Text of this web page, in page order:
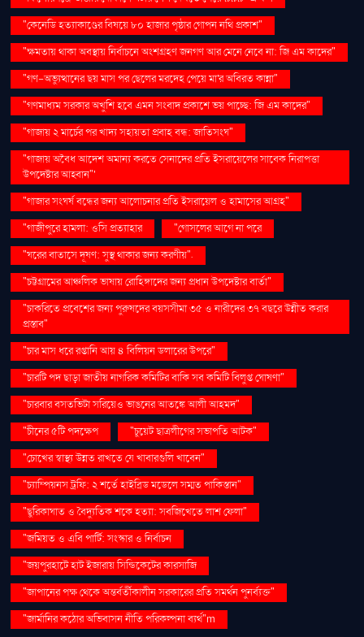
"কেনেডি হত্যাকাণ্ডের বিষয়ে ৮০ হাজার পৃষ্ঠার গোপন নথি প্রকাশ"
"ক্ষমতায় থাকা অবস্থায় নির্বাচনে অংশগ্রহণ জনগণ আর মেনে নেবে না: জি এম কাদের"
"গণ–অভ্যুত্থানের ছয় মাস পর ছেলের মরদেহ পেয়ে মা'র অবিরত কান্না"
"গণমাধ্যম সরকার অখুশি হবে এমন সংবাদ প্রকাশে ভয় পাচ্ছে: জি এম কাদের"
"গাজায় ২ মার্চের পর খাদ্য সহায়তা প্রবাহ বন্ধ: জাতিসংঘ"
"গাজায় অবৈধ আদেশ অমান্য করতে সেনাদের প্রতি ইসরায়েলের সাবেক নিরাপত্তা
উপদেষ্টার আহ্বান"'
"গাজার সংঘর্ষ বন্ধের জন্য আলোচনার প্রতি ইসরায়েল ও হামাসের আগ্রহ"
"গাজীপুরে হামলা: ওসি প্রত্যাহার
"গোসলের আগে না পরে
"ঘরের বাতাসে দূষণ: সুস্থ থাকার জন্য করণীয়".
"চট্টগ্রামের আঞ্চলিক ভাষায় রোহিঙ্গাদের জন্য প্রধান উপদেষ্টার বার্তা"
"চাকরিতে প্রবেশের জন্য পুরুষদের বয়সসীমা ৩৫ ও নারীদের ৩৭ বছরে উন্নীত করার
প্রস্তাব"
"চার মাস ধরে রপ্তানি আয় ৪ বিলিয়ন ডলারের উপরে"
"চারটি পদ ছাড়া জাতীয় নাগরিক কমিটির বাকি সব কমিটি বিলুপ্ত ঘোষণা"
"চারবার বসতভিটা সরিয়েও ভাঙনের আতঙ্কে আলী আহমদ"
"চীনের ৫টি পদক্ষেপ
"চুয়েট ছাত্রলীগের সভাপতি আটক"
"চোখের স্বাস্থ্য উন্নত রাখতে যে খাবারগুলি খাবেন"
"চ্যাম্পিয়নস ট্রফি: ২ শর্তে হাইব্রিড মডেলে সম্মত পাকিস্তান"
"ছুরিকাঘাত ও বৈদ্যুতিক শকে হত্যা: সবজিখেতে লাশ ফেলা"
"জমিয়ত ও এবি পার্টি: সংস্কার ও নির্বাচন
"জয়পুরহাটে হাট ইজারায় সিন্ডিকেটের কারসাজি
"জাপানের পক্ষ থেকে অন্তর্বর্তীকালীন সরকারের প্রতি সমর্থন পুনর্ব্যক্ত"
"জার্মানির কঠোর অভিবাসন নীতি পরিকল্পনা ব্যর্থ"m